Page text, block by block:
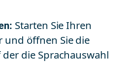
Starten Sie Ihren
und öffnen Sie die
der die Sprachauswahl